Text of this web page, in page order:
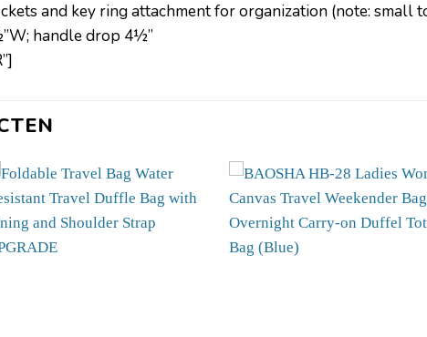
and key ring attachment for organization (note: small
handle drop 4½”